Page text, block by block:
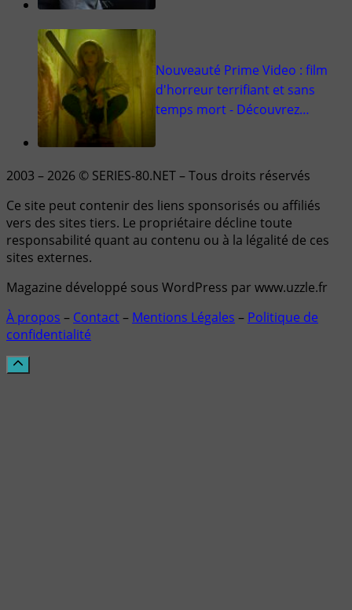
Nouveauté Prime Video : film
d'horreur terrifiant et sans
temps mort - Découvrez…
2003 – 2026 © SERIES-80.NET – Tous droits réservés
Ce site peut contenir des liens sponsorisés ou affiliés
vers des sites tiers. Le propriétaire décline toute
responsabilité quant au contenu ou à la légalité de ces
sites externes.
Magazine développé sous WordPress par www.uzzle.fr
À propos – Contact– Mentions Légales – Politique de
confidentialité